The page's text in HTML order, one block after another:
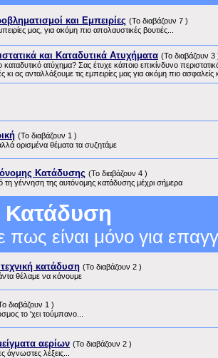
και Εμπειρίες (Το διαβάζουν 7 )
μας, για ακόμη πιο απολαυστικές βουτιές...
και Καταδυτικά Ατυχήματα (Το διαβάζουν 3
καταδυτικό ατύχημα? Σας έτυχε κάποιο επικίνδυνο
κι ας ανταλλάξουμε τις εμπειρίες μας για ακόμη πιο ασφαλείς
(Το διαβάζουν 1 )
ορισμένα θέματα τα συζητάμε
Κατάδυσης (Το διαβάζουν 4 )
τη γέννηση της αυτόνομης κατάδυσης μέχρι σήμερα
Κατάδυση
πως είναι μόνο για
κατάδυση (Το διαβάζουν 2 )
θέλαμε να κάνουμε
διαβάζουν 1 )
το 'χει τούμπανο...
αερίων (Το διαβάζουν 2 )
άγνωστες λέξεις...